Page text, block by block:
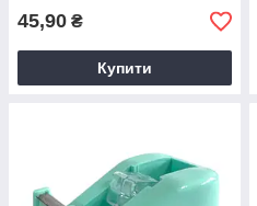
45,90 ₴
Купити